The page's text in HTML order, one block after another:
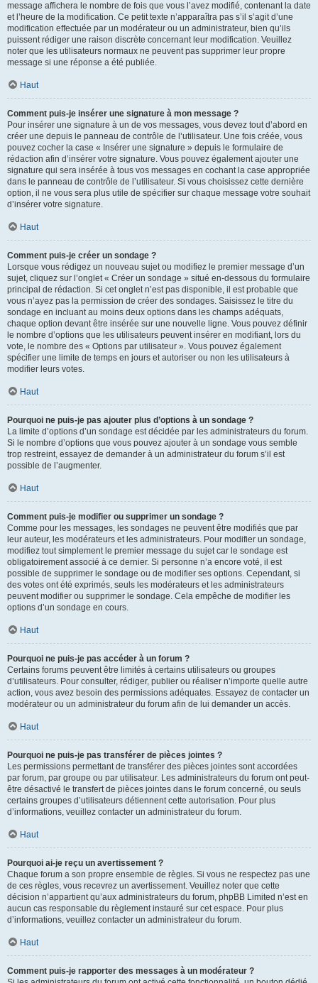
message affichera le nombre de fois que vous l’avez modifié, contenant la date
et l’heure de la modification. Ce petit texte n’apparaîtra pas s’il s’agit d’une
modification effectuée par un modérateur ou un administrateur, bien qu’ils
puissent rédiger une raison discrète concernant leur modification. Veuillez
noter que les utilisateurs normaux ne peuvent pas supprimer leur propre
message si une réponse a été publiée.
Haut
Comment puis-je insérer une signature à mon message ?
Pour insérer une signature à un de vos messages, vous devez tout d’abord en
créer une depuis le panneau de contrôle de l’utilisateur. Une fois créée, vous
pouvez cocher la case « Insérer une signature » depuis le formulaire de
rédaction afin d’insérer votre signature. Vous pouvez également ajouter une
signature qui sera insérée à tous vos messages en cochant la case appropriée
dans le panneau de contrôle de l’utilisateur. Si vous choisissez cette dernière
option, il ne vous sera plus utile de spécifier sur chaque message votre souhait
d’insérer votre signature.
Haut
Comment puis-je créer un sondage ?
Lorsque vous rédigez un nouveau sujet ou modifiez le premier message d’un
sujet, cliquez sur l’onglet « Créer un sondage » situé en-dessous du formulaire
principal de rédaction. Si cet onglet n’est pas disponible, il est probable que
vous n’ayez pas la permission de créer des sondages. Saisissez le titre du
sondage en incluant au moins deux options dans les champs adéquats,
chaque option devant être insérée sur une nouvelle ligne. Vous pouvez définir
le nombre d’options que les utilisateurs peuvent insérer en modifiant, lors du
vote, le nombre des « Options par utilisateur ». Vous pouvez également
spécifier une limite de temps en jours et autoriser ou non les utilisateurs à
modifier leurs votes.
Haut
Pourquoi ne puis-je pas ajouter plus d’options à un sondage ?
La limite d’options d’un sondage est décidée par les administrateurs du forum.
Si le nombre d’options que vous pouvez ajouter à un sondage vous semble
trop restreint, essayez de demander à un administrateur du forum s’il est
possible de l’augmenter.
Haut
Comment puis-je modifier ou supprimer un sondage ?
Comme pour les messages, les sondages ne peuvent être modifiés que par
leur auteur, les modérateurs et les administrateurs. Pour modifier un sondage,
modifiez tout simplement le premier message du sujet car le sondage est
obligatoirement associé à ce dernier. Si personne n’a encore voté, il est
possible de supprimer le sondage ou de modifier ses options. Cependant, si
des votes ont été exprimés, seuls les modérateurs et les administrateurs
peuvent modifier ou supprimer le sondage. Cela empêche de modifier les
options d’un sondage en cours.
Haut
Pourquoi ne puis-je pas accéder à un forum ?
Certains forums peuvent être limités à certains utilisateurs ou groupes
d’utilisateurs. Pour consulter, rédiger, publier ou réaliser n’importe quelle autre
action, vous avez besoin des permissions adéquates. Essayez de contacter un
modérateur ou un administrateur du forum afin de lui demander un accès.
Haut
Pourquoi ne puis-je pas transférer de pièces jointes ?
Les permissions permettant de transférer des pièces jointes sont accordées
par forum, par groupe ou par utilisateur. Les administrateurs du forum ont peut-
être désactivé le transfert de pièces jointes dans le forum concerné, ou seuls
certains groupes d’utilisateurs détiennent cette autorisation. Pour plus
d’informations, veuillez contacter un administrateur du forum.
Haut
Pourquoi ai-je reçu un avertissement ?
Chaque forum a son propre ensemble de règles. Si vous ne respectez pas une
de ces règles, vous recevrez un avertissement. Veuillez noter que cette
décision n’appartient qu’aux administrateurs du forum, phpBB Limited n’est en
aucun cas responsable du règlement instauré sur cet espace. Pour plus
d’informations, veuillez contacter un administrateur du forum.
Haut
Comment puis-je rapporter des messages à un modérateur ?